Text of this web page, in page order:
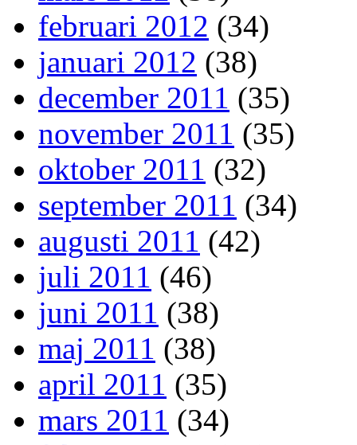
februari 2012 (34)
januari 2012 (38)
december 2011 (35)
november 2011 (35)
oktober 2011 (32)
september 2011 (34)
augusti 2011 (42)
juli 2011 (46)
juni 2011 (38)
maj 2011 (38)
april 2011 (35)
mars 2011 (34)